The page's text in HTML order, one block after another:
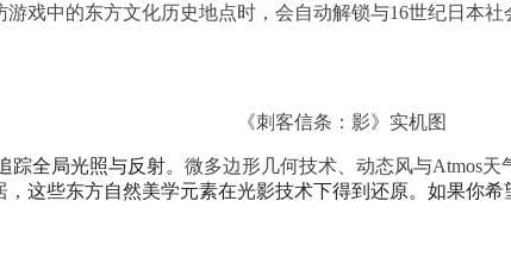
游戏中的东方文化历史地点时，会自动解锁与16世纪日本
《刺客信条：影》实机图
全局光照与反射。 微多边形几何技术、动态风与Atmos
这些东方自然美学元素在光影技术下得到还原。如果你